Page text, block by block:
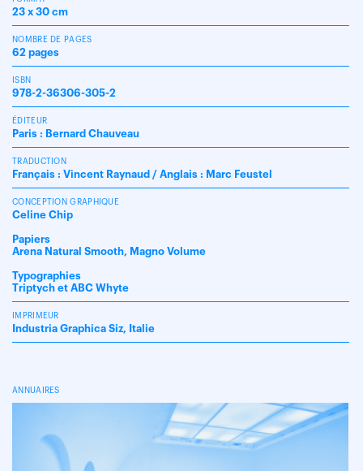
23 x 30 cm
NOMBRE DE PAGES
62 pages
ISBN
978-2-36306-305-2
ÉDITEUR
Paris : Bernard Chauveau
TRADUCTION
Français : Vincent Raynaud / Anglais : Marc Feustel
CONCEPTION GRAPHIQUE
Celine Chip
Papiers
Arena Natural Smooth, Magno Volume
Typographies
Triptych et ABC Whyte
IMPRIMEUR
Industria Graphica Siz, Italie
ANNUAIRES